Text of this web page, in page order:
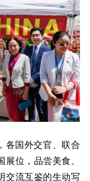
各国外交官、联合
位，品尝美食、
交流互鉴的生动写